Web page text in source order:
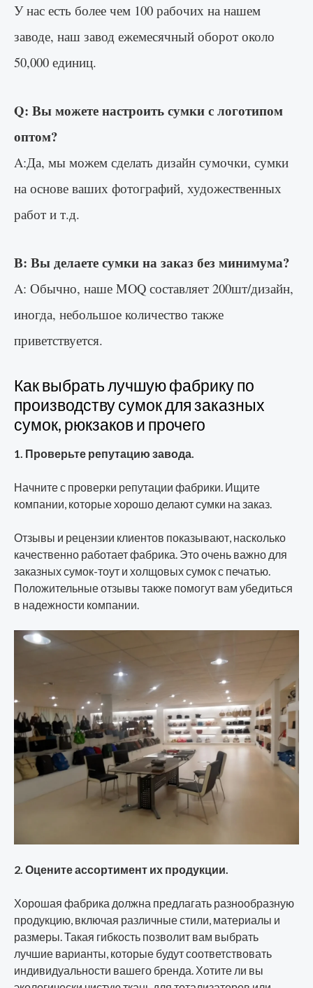
У нас есть более чем 100 рабочих на нашем
заводе, наш завод ежемесячный оборот около
50,000 единиц.
Q: Вы можете настроить сумки с логотипом
оптом?
A:Да, мы можем сделать дизайн сумочки, сумки
на основе ваших фотографий, художественных
работ и т.д.
В: Вы делаете сумки на заказ без минимума?
A: Обычно, наше MOQ составляет 200шт/дизайн,
иногда, небольшое количество также
приветствуется.
Как выбрать лучшую фабрику по
производству сумок для заказных
сумок, рюкзаков и прочего
1. Проверьте репутацию завода.
Начните с проверки репутации фабрики. Ищите
компании, которые хорошо делают сумки на заказ.
Отзывы и рецензии клиентов показывают, насколько
качественно работает фабрика. Это очень важно для
заказных сумок-тоут и холщовых сумок с печатью.
Положительные отзывы также помогут вам убедиться
в надежности компании.
2. Оцените ассортимент их продукции.
Хорошая фабрика должна предлагать разнообразную
продукцию, включая различные стили, материалы и
размеры. Такая гибкость позволит вам выбрать
лучшие варианты, которые будут соответствовать
индивидуальности вашего бренда. Хотите ли вы